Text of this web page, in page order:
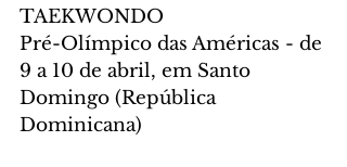
TAEKWONDO
Pré-Olímpico das Américas - de
9 a 10 de abril, em Santo
Domingo (República
Dominicana)